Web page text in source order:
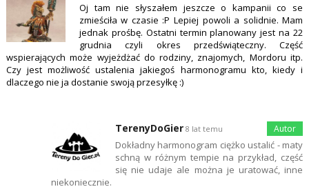
Oj tam nie słyszałem jeszcze o kampanii co se
zmieściła w czasie :P Lepiej powoli a solidnie. Mam
jednak prośbę. Ostatni termin planowany jest na 22
grudnia czyli okres przedświąteczny. Część
wspierających może wyjeżdżać do rodziny, znajomych, Mordoru itp.
Czy jest możliwość ustalenia jakiegoś harmonogramu kto, kiedy i
dlaczego nie ja dostanie swoją przesyłkę :)
TerenyDoGier 8 lat temu
Dokładny harmonogram ciężko ustalić - maty
schną w różnym tempie na przykład, część
się nie udaje ale można je uratować, inne
niekoniecznie.